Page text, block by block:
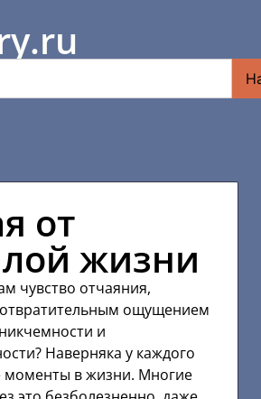
от
жизни
чувство отчаяния,
ощущением
и
Наверняка у каждого
моменты в жизни. Многие